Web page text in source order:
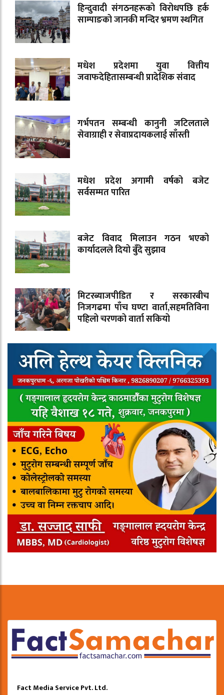
हिन्दुवादी संगठनहरूको विरोधपछि हर्क
साम्पाङको जानकी मन्दिर भ्रमण स्थगित
मधेश प्रदेशमा युवा वित्तीय
जवाफदेहितासम्बन्धी प्रादेशिक संवाद
गर्भपतन सम्बन्धी कानुनी जटिलताले
सेवाग्राही र सेवाप्रदायकलाई साँस्ती
मधेश प्रदेश अगामी वर्षको बजेट
सर्वसम्मत पारित
बजेट विवाद मिलाउन गठन भएको
कार्यादलले दियो बुँदे सुझाव
मिटरब्याजपीडित र सरकारबीच
निजगढमा पाँच घण्टा वार्ता,सहमतिविना
पहिलो चरणको वार्ता सकियो
Fact Media Service Pvt. Ltd.